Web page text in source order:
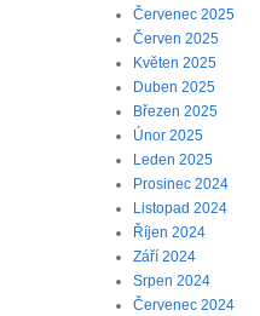
Červenec 2025
Červen 2025
Květen 2025
Duben 2025
Březen 2025
Únor 2025
Leden 2025
Prosinec 2024
Listopad 2024
Říjen 2024
Září 2024
Srpen 2024
Červenec 2024